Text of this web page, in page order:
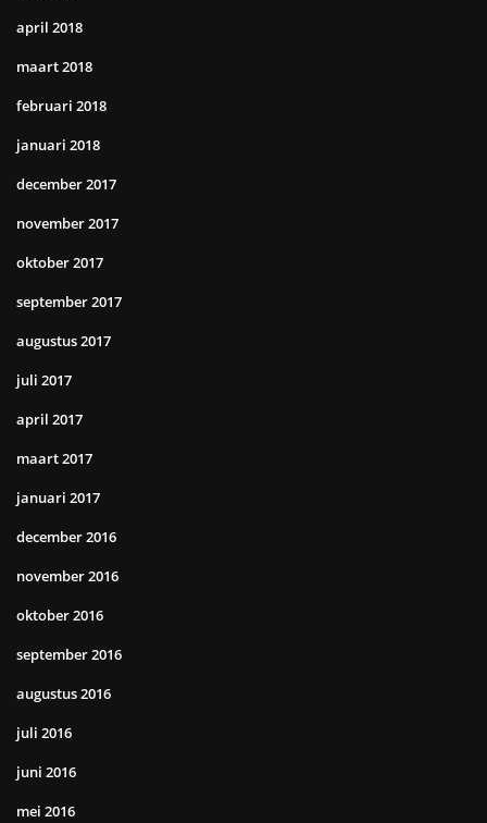
april 2018
maart 2018
februari 2018
januari 2018
december 2017
november 2017
oktober 2017
september 2017
augustus 2017
juli 2017
april 2017
maart 2017
januari 2017
december 2016
november 2016
oktober 2016
september 2016
augustus 2016
juli 2016
juni 2016
mei 2016